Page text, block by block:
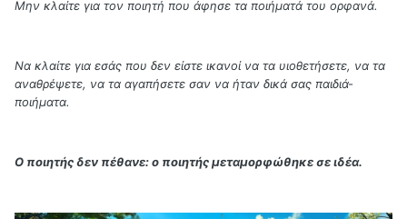
Μην κλαίτε για τον ποιητή που άφησε τα ποιήματά του ορφανά.
Να κλαίτε για εσάς που δεν είστε ικανοί να τα υιοθετήσετε, να τα
αναθρέψετε, να τα αγαπήσετε σαν να ήταν δικά σας παιδιά-
ποιήματα.
Ο ποιητής δεν πέθανε: ο ποιητής μεταμορφώθηκε σε ιδέα.